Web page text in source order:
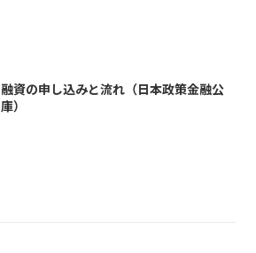
融資の申し込みと流れ（日本政策金融公
庫）